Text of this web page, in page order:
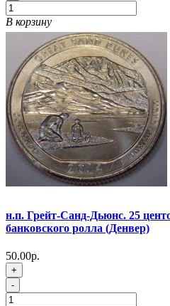
В корзину
н.п. Грейт-Санд-Дьюнс. 25
банковского ролла (Денвер)
50.00р.
+
-